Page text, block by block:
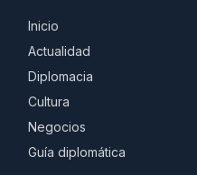
Inicio
Actualidad
Diplomacia
Cultura
Negocios
Guía diplomática